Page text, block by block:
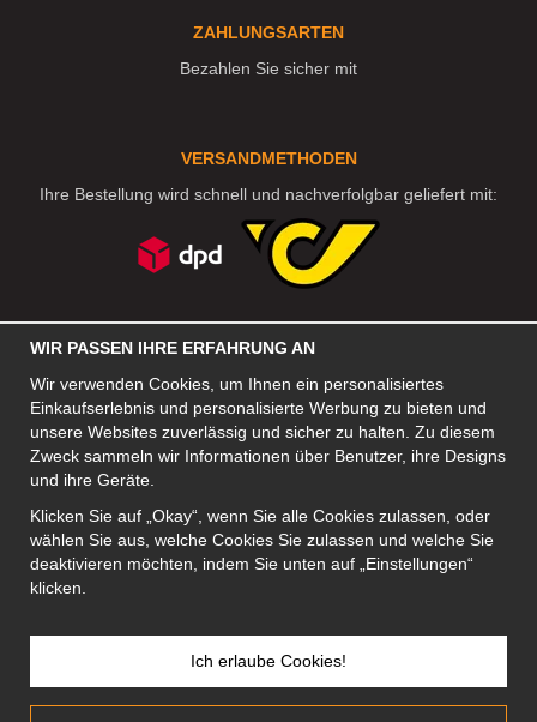
ZAHLUNGSARTEN
Bezahlen Sie sicher mit
VERSANDMETHODEN
Ihre Bestellung wird schnell und nachverfolgbar geliefert mit:
FIRMA
Motley Denim Europe OÜ
Org: 12356245, VAT: EE101578318
ACHTUNG! Produktrücksendungen nicht an diese Adresse
schicken!
WIR PASSEN IHRE ERFAHRUNG AN
Wir verwenden Cookies, um Ihnen ein personalisiertes
Einkaufserlebnis und personalisierte Werbung zu bieten und
unsere Websites zuverlässig und sicher zu halten. Zu diesem
Zweck sammeln wir Informationen über Benutzer, ihre Designs
und ihre Geräte.
Klicken Sie auf „Okay“, wenn Sie alle Cookies zulassen, oder
wählen Sie aus, welche Cookies Sie zulassen und welche Sie
deaktivieren möchten, indem Sie unten auf „Einstellungen“
klicken.
Ich erlaube Cookies!